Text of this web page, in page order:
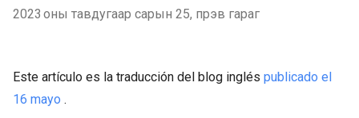
2023 оны тавдугаар сарын 25, пүрэв гараг
Este artículo es la traducción del blog inglés publicado el
16 mayo .